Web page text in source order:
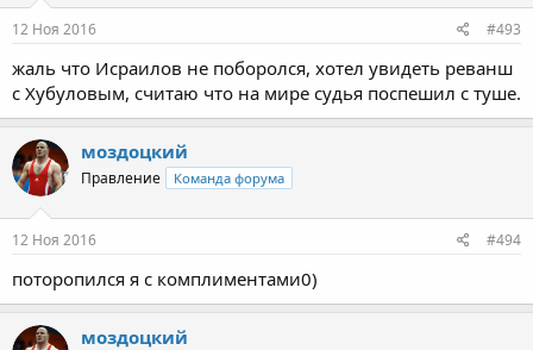
12 Ноя 2016 #493
жаль что Исраилов не поборолся, хотел увидеть реванш
с Хубуловым, считаю что на мире судья поспешил с туше.
моздоцкий
Правление Команда форума
12 Ноя 2016 #494
поторопился я с комплиментами0)
моздоцкий